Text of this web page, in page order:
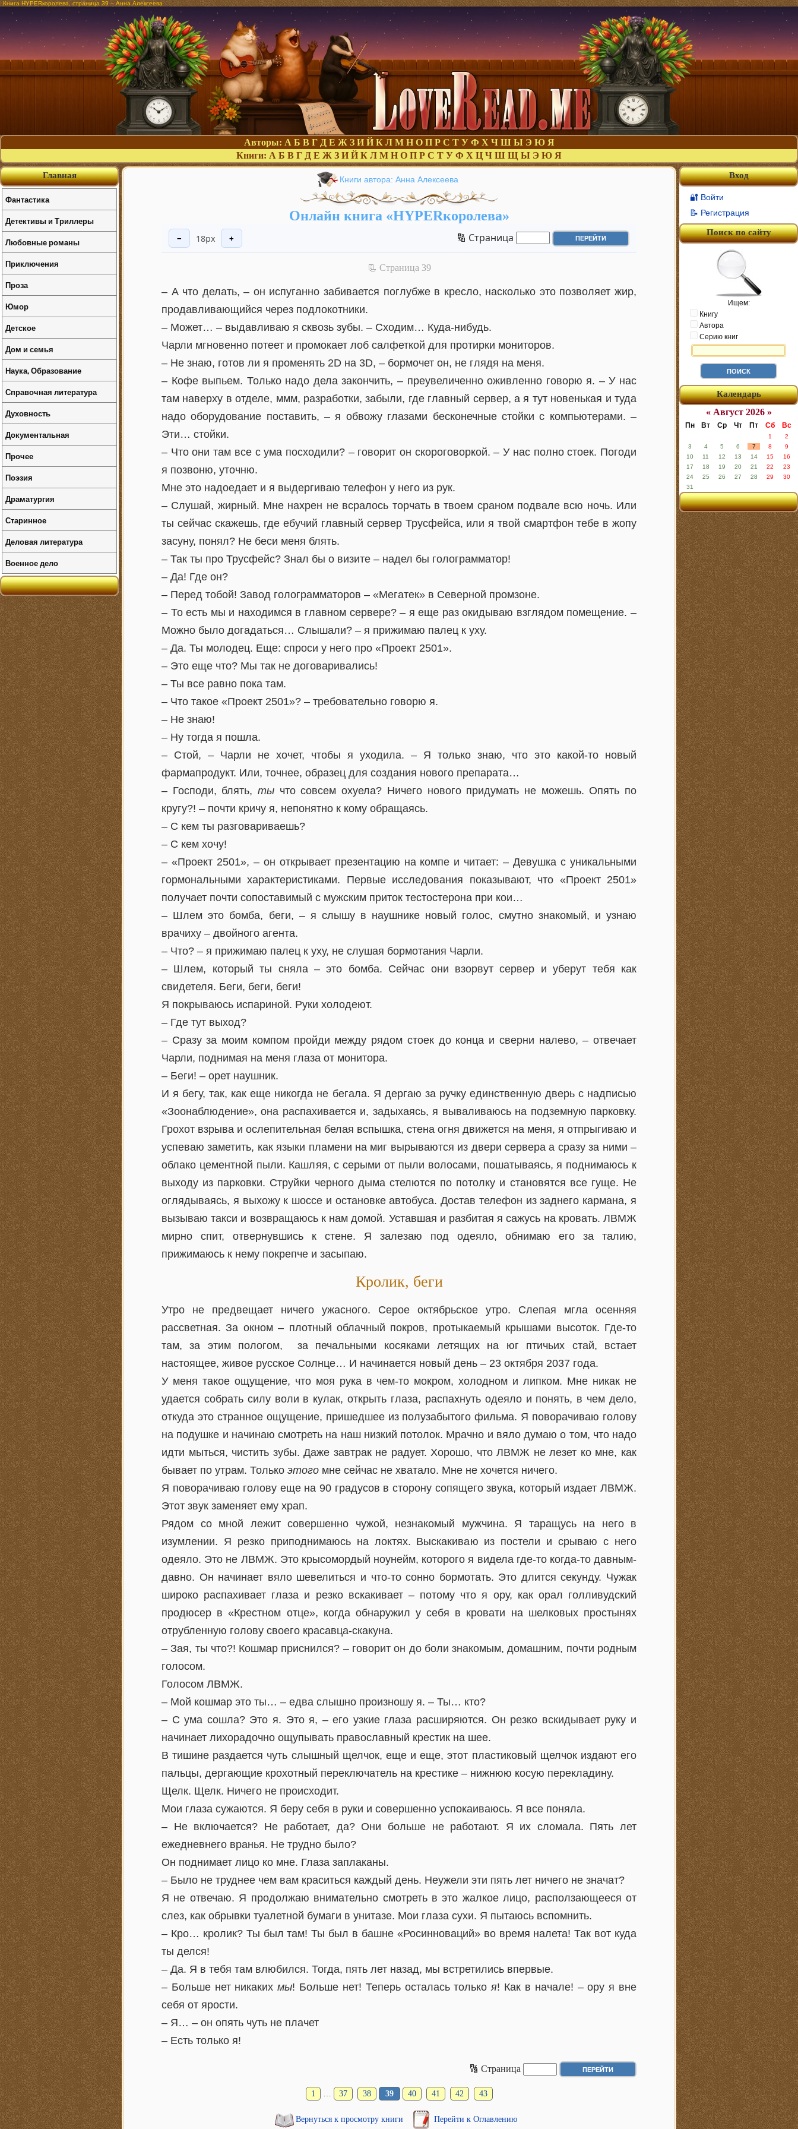
Книга HYPERкоролева, страница 39 – Анна Алексеева
Авторы: А Б В Г Д Е Ж З И Й К Л М Н О П Р С Т У Ф Х Ч Ш Ы Э Ю Я
Книги: А Б В Г Д Е Ж З И Й К Л М Н О П Р С Т У Ф Х Ц Ч Ш Щ Ы Э Ю Я
Книги автора: Анна Алексеева
Онлайн книга «HYPERкоролева»
− 18px + 🔢 Страница
📃 Cтраница 39
– А что делать, – он испуганно забивается поглубже в кресло, насколько это позволяет жир,
продавливающийся через подлокотники.
– Может… – выдавливаю я сквозь зубы. – Сходим… Куда-нибудь.
Чарли мгновенно потеет и промокает лоб салфеткой для протирки мониторов.
– Не знаю, готов ли я променять 2D на 3D, – бормочет он, не глядя на меня.
– Кофе выпьем. Только надо дела закончить, – преувеличенно оживленно говорю я. – У нас
там наверху в отделе, ммм, разработки, забыли, где главный сервер, а я тут новенькая и туда
надо оборудование поставить, – я обвожу глазами бесконечные стойки с компьютерами. –
Эти… стойки.
– Что они там все с ума посходили? – говорит он скороговоркой. – У нас полно стоек. Погоди
я позвоню, уточню.
Мне это надоедает и я выдергиваю телефон у него из рук.
– Слушай, жирный. Мне нахрен не всралось торчать в твоем сраном подвале всю ночь. Или
ты сейчас скажешь, где ебучий главный сервер Трусфейса, или я твой смартфон тебе в жопу
засуну, понял? Не беси меня блять.
– Так ты про Трусфейс? Знал бы о визите – надел бы голограмматор!
– Да! Где он?
– Перед тобой! Завод голограмматоров – «Мегатек» в Северной промзоне.
– То есть мы и находимся в главном сервере? – я еще раз окидываю взглядом помещение. –
Можно было догадаться… Слышали? – я прижимаю палец к уху.
– Да. Ты молодец. Еще: спроси у него про «Проект 2501».
– Это еще что? Мы так не договаривались!
– Ты все равно пока там.
– Что такое «Проект 2501»? – требовательно говорю я.
– Не знаю!
– Ну тогда я пошла.
– Стой, – Чарли не хочет, чтобы я уходила. – Я только знаю, что это какой-то новый
фармапродукт. Или, точнее, образец для создания нового препарата…
– Господи, блять,ты что совсем охуела? Ничего нового придумать не можешь. Опять по
кругу?! – почти кричу я, непонятно к кому обращаясь.
– С кем ты разговариваешь?
– С кем хочу!
– «Проект 2501», – он открывает презентацию на компе и читает: – Девушка с уникальными
гормональными характеристиками. Первые исследования показывают, что «Проект 2501»
получает почти сопоставимый с мужским приток тестостерона при кои…
– Шлем это бомба, беги, – я слышу в наушнике новый голос, смутно знакомый, и узнаю
врачиху – двойного агента.
– Что? – я прижимаю палец к уху, не слушая бормотания Чарли.
– Шлем, который ты сняла – это бомба. Сейчас они взорвут сервер и уберут тебя как
свидетеля. Беги, беги, беги!
Я покрываюсь испариной. Руки холодеют.
– Где тут выход?
– Сразу за моим компом пройди между рядом стоек до конца и сверни налево, – отвечает
Чарли, поднимая на меня глаза от монитора.
– Беги! – орет наушник.
И я бегу, так, как еще никогда не бегала. Я дергаю за ручку единственную дверь с надписью
«Зоонаблюдение», она распахивается и, задыхаясь, я вываливаюсь на подземную парковку.
Грохот взрыва и ослепительная белая вспышка, стена огня движется на меня, я отпрыгиваю и
успеваю заметить, как языки пламени на миг вырываются из двери сервера а сразу за ними –
облако цементной пыли. Кашляя, с серыми от пыли волосами, пошатываясь, я поднимаюсь к
выходу из парковки. Струйки черного дыма стелются по потолку и становятся все гуще. Не
оглядываясь, я выхожу к шоссе и остановке автобуса. Достав телефон из заднего кармана, я
вызываю такси и возвращаюсь к нам домой. Уставшая и разбитая я сажусь на кровать. ЛВМЖ
мирно спит, отвернувшись к стене. Я залезаю под одеяло, обнимаю его за талию,
прижимаюсь к нему покрепче и засыпаю.
Кролик, беги
Утро не предвещает ничего ужасного. Серое октябрьское утро. Слепая мгла осенняя
рассветная. За окном – плотный облачный покров, протыкаемый крышами высоток. Где-то
там, за этим пологом, за печальными косяками летящих на юг птичьих стай, встает
настоящее, живое русское Солнце… И начинается новый день – 23 октября 2037 года.
У меня такое ощущение, что моя рука в чем-то мокром, холодном и липком. Мне никак не
удается собрать силу воли в кулак, открыть глаза, распахнуть одеяло и понять, в чем дело,
откуда это странное ощущение, пришедшее из полузабытого фильма. Я поворачиваю голову
на подушке и начинаю смотреть на наш низкий потолок. Мрачно и вяло думаю о том, что надо
идти мыться, чистить зубы. Даже завтрак не радует. Хорошо, что ЛВМЖ не лезет ко мне, как
бывает по утрам. Только этого мне сейчас не хватало. Мне не хочется ничего.
Я поворачиваю голову еще на 90 градусов в сторону сопящего звука, который издает ЛВМЖ.
Этот звук заменяет ему храп.
Рядом со мной лежит совершенно чужой, незнакомый мужчина. Я таращусь на него в
изумлении. Я резко приподнимаюсь на локтях. Выскакиваю из постели и срываю с него
одеяло. Это не ЛВМЖ. Это крысомордый ноунейм, которого я видела где-то когда-то давным-
давно. Он начинает вяло шевелиться и что-то сонно бормотать. Это длится секунду. Чужак
широко распахивает глаза и резко вскакивает – потому что я ору, как орал голливудский
продюсер в «Крестном отце», когда обнаружил у себя в кровати на шелковых простынях
отрубленную голову своего красавца-скакуна.
– Зая, ты что?! Кошмар приснился? – говорит он до боли знакомым, домашним, почти родным
голосом.
Голосом ЛВМЖ.
– Мой кошмар это ты… – едва слышно произношу я. – Ты… кто?
– С ума сошла? Это я. Это я, – его узкие глаза расширяются. Он резко вскидывает руку и
начинает лихорадочно ощупывать православный крестик на шее.
В тишине раздается чуть слышный щелчок, еще и еще, этот пластиковый щелчок издают его
пальцы, дергающие крохотный переключатель на крестике – нижнюю косую перекладину.
Щелк. Щелк. Ничего не происходит.
Мои глаза сужаются. Я беру себя в руки и совершенно успокаиваюсь. Я все поняла.
– Не включается? Не работает, да? Они больше не работают. Я их сломала. Пять лет
ежедневнего вранья. Не трудно было?
Он поднимает лицо ко мне. Глаза заплаканы.
– Было не труднее чем вам краситься каждый день. Неужели эти пять лет ничего не значат?
Я не отвечаю. Я продолжаю внимательно смотреть в это жалкое лицо, расползающееся от
слез, как обрывки туалетной бумаги в унитазе. Мои глаза сухи. Я пытаюсь вспомнить.
– Кро… кролик? Ты был там! Ты был в башне «Росинноваций» во время налета! Так вот куда
ты делся!
– Да. Я в тебя там влюбился. Тогда, пять лет назад, мы встретились впервые.
– Больше нет никакихмы! Больше нет! Теперь осталась толькоя! Как в начале! – ору я вне
себя от ярости.
– Я… – он опять чуть не плачет
– Есть только я!
🔢 Страница
1 … 37 38 39 40 41 42 43
Вернуться к просмотру книги Перейти к Оглавлению
Вход
🔐 Войти
📝 Регистрация
Поиск по сайту
Ищем:
Книгу
Автора
Серию книг
Календарь
« Август 2026 »
Пн Вт Ср Чт Пт Сб Вс
1
2
3
4 5 6 7 8
9
10
11 12 13 14 15
16
17
18 19 20 21 22
23
24
25 26 27 28 29
30
31
Главная
Фантастика
Детективы и Триллеры
Любовные романы
Приключения
Проза
Юмор
Детское
Дом и семья
Наука, Образование
Справочная литература
Духовность
Документальная
Прочее
Поэзия
Драматургия
Старинное
Деловая литература
Военное дело